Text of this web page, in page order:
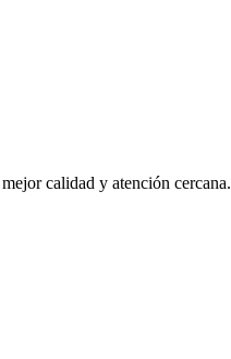
calidad y atención cercana.